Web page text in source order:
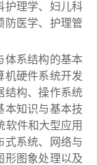
护理学、妇儿科
防医学、护理管
体系结构的基本
机硬件系统开发
结构、操作系统
本知识与基本技
软件和大型应用
式系统、网络与
形图象处理以及